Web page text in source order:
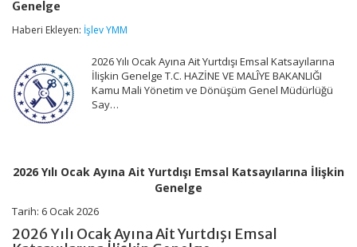
Yurtdışı
Katsayılarına
İlişkin
Genelge
için
Genelge
Haberi Ekleyen: İşlev YMM
2026 Yılı Ocak Ayına Ait Yurtdışı Emsal Katsayılarına
İlişkin Genelge T.C. HAZİNE VE MALÎYE BAKANLIĞI
Kamu Mali Yönetim ve Dönüşüm Genel Müdürlüğü
Say…
2026 Yılı Ocak Ayına Ait Yurtdışı Emsal Katsayılarına İlişkin
Genelge
Tarih: 6 Ocak 2026
2026 Yılı Ocak Ayına Ait Yurtdışı Emsal